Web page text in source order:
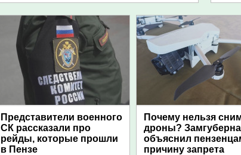
Представители военного
СК рассказали про
рейды, которые прошли
в Пензе
Почему нельзя
дроны?
объяснил
причину запрета